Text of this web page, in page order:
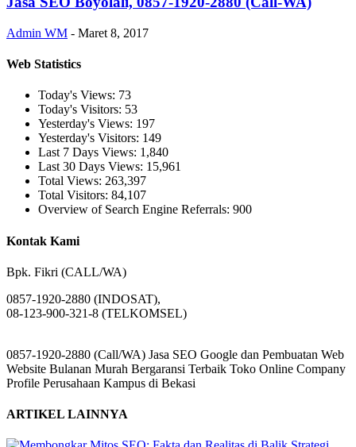
Admin WM - Maret 8, 2017
Web Statistics
Today's Views: 73
Today's Visitors: 53
Yesterday's Views: 197
Yesterday's Visitors: 149
Last 7 Days Views: 1,840
Last 30 Days Views: 15,961
Total Views: 263,397
Total Visitors: 84,107
Overview of Search Engine Referrals: 900
Kontak Kami
Bpk. Fikri (CALL/WA)
0857-1920-2880 (INDOSAT),
08-123-900-321-8 (TELKOMSEL)
0857-1920-2880 (Call/WA) Jasa SEO Google dan Pembuatan Web
Website Bulanan Murah Bergaransi Terbaik Toko Online Company
Profile Perusahaan Kampus di Bekasi
ARTIKEL LAINNYA